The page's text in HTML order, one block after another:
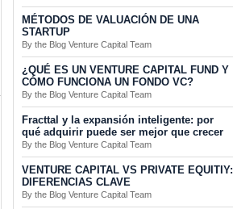
MÉTODOS DE VALUACIÓN DE UNA
STARTUP
By the Blog Venture Capital Team
¿QUÉ ES UN VENTURE CAPITAL FUND Y
CÓMO FUNCIONA UN FONDO VC?
By the Blog Venture Capital Team
Fracttal y la expansión inteligente: por
qué adquirir puede ser mejor que crecer
By the Blog Venture Capital Team
VENTURE CAPITAL VS PRIVATE EQUITIY:
DIFERENCIAS CLAVE
By the Blog Venture Capital Team